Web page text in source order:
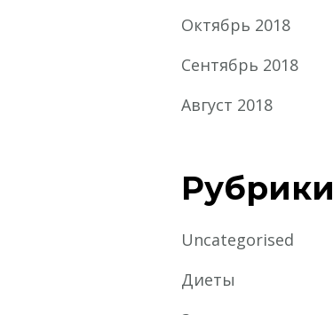
Октябрь 2018
Сентябрь 2018
Август 2018
Рубрики
Uncategorised
Диеты